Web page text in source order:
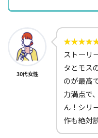
30代女性
ストーリ
タとモス
のが最高
力満点で
ん！シリ
作も絶対